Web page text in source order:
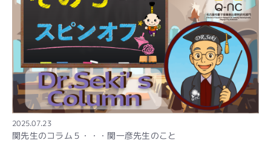
2025.07.23
関先生のコラム５・・・関一彦先生のこと